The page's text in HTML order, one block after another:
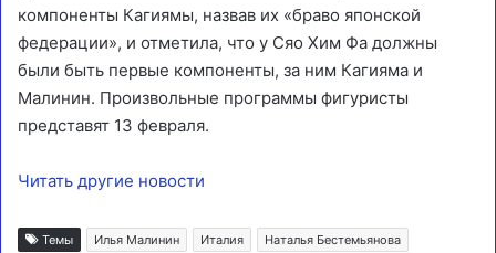
компоненты Кагиямы, назвав их «браво японской
федерации», и отметила, что у Сяо Хим Фа должны
были быть первые компоненты, за ним Кагияма и
Малинин. Произвольные программы фигуристы
представят 13 февраля.
Читать другие новости
Темы Илья Малинин Италия
Наталья Бестемьянова